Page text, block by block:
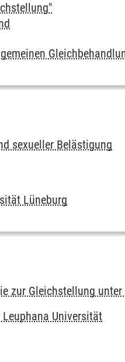
sexueller Belästigung
Lüneburg
zur Gleichstellung
Universität